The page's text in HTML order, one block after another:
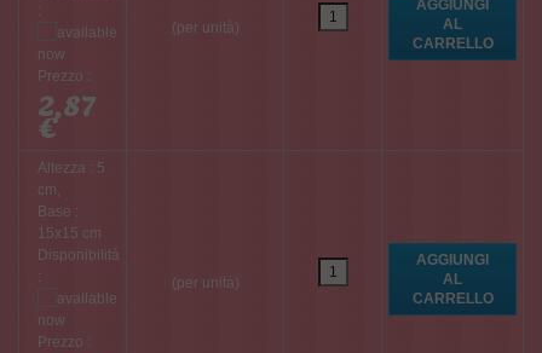
:
Prezzo :
2,87
€
(per unità)
Altezza : 5
cm,
Base :
15x15 cm
Disponibilità
:
Prezzo :
(per unità)